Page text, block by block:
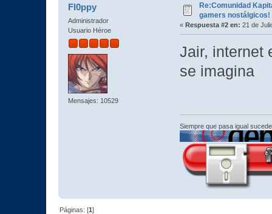
Fl0ppy
Administrador
Usuario Héroe
Mensajes: 10529
Re:Comunidad
gamers nostálgicos!
« Respuesta #2 en: 21 de
Jair, internet
se imagina
Siempre que pasa igual
Páginas: [1]